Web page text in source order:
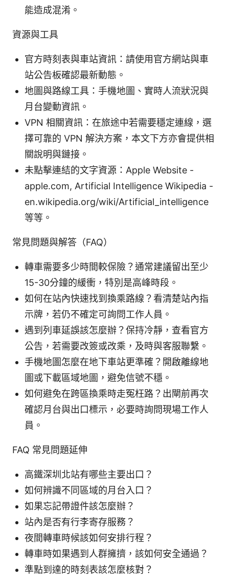
能造成混淆。
資源與工具
官方時刻表與車站資訊：請使用官方網站與車
站公告板確認最新動態。
地圖與路線工具：手機地圖、實時人流狀況與
月台變動資訊。
VPN 相關資訊：在旅途中若需要穩定連線，選
擇可靠的 VPN 解決方案，本文下方亦會提供相
關說明與鏈接。
未點擊連結的文字資源：Apple Website -
apple.com, Artificial Intelligence Wikipedia -
en.wikipedia.org/wiki/Artificial_intelligence
等等。
常見問題與解答（FAQ）
轉車需要多少時間較保險？通常建議留出至少
15-30分鐘的緩衝，特別是高峰時段。
如何在站內快速找到換乘路線？看清楚站內指
示牌，若仍不確定可詢問工作人員。
遇到列車延誤該怎麼辦？保持冷靜，查看官方
公告，若需要改簽或改乘，及時與客服聯繫。
手機地圖怎麼在地下車站更準確？開啟離線地
圖或下載區域地圖，避免信號不穩。
如何避免在跨區換乘時走冤枉路？出閘前再次
確認月台與出口標示，必要時詢問現場工作人
員。
FAQ 常見問題延伸
高鐵深圳北站有哪些主要出口？
如何辨識不同區域的月台入口？
如果忘記帶證件該怎麼辦？
站內是否有行李寄存服務？
夜間轉車時候該如何安排行程？
轉車時如果遇到人群擁擠，該如何安全通過？
準點到達的時刻表該怎麼核對？